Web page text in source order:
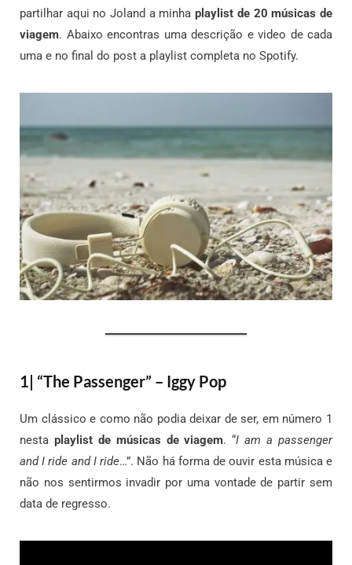
partilhar aqui no Joland a minhaplaylist de 20 músicas de
viagem. Abaixo encontras uma descrição e video de cada
uma e no final do post a playlist completa no Spotify.
1| “The Passenger” – Iggy Pop
Um clássico e como não podia deixar de ser, em número 1
nesta playlist de músicas de viagem. “I am a passenger
and I ride and I ride…”. Não há forma de ouvir esta música e
não nos sentirmos invadir por uma vontade de partir sem
data de regresso.